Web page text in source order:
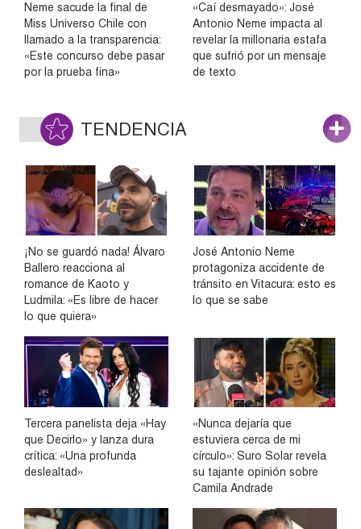
Neme sacude la final de
Miss Universo Chile con
llamado a la transparencia:
«Este concurso debe pasar
por la prueba fina»
«Caí desmayado»: José
Antonio Neme impacta al
revelar la millonaria estafa
que sufrió por un mensaje
de texto
TENDENCIA
¡No se guardó nada! Álvaro
Ballero reacciona al
romance de Kaoto y
Ludmila: «Es libre de hacer
lo que quiera»
José Antonio Neme
protagoniza accidente de
tránsito en Vitacura: esto es
lo que se sabe
Tercera panelista deja «Hay
que Decirlo» y lanza dura
crítica: «Una profunda
deslealtad»
«Nunca dejaría que
estuviera cerca de mi
círculo»: Suro Solar revela
su tajante opinión sobre
Camila Andrade